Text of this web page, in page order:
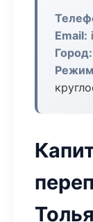
Email:
Город: